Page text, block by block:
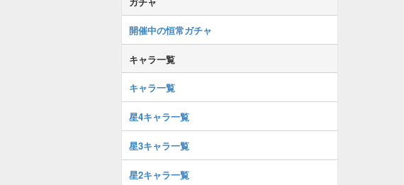
開催中の恒常ガチャ
キャラ一覧
キャラ一覧
星4キャラ一覧
星3キャラ一覧
星2キャラ一覧